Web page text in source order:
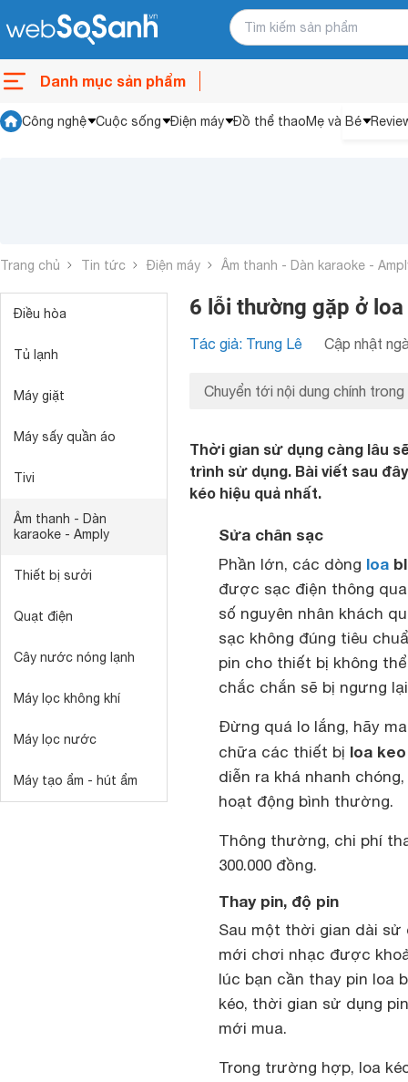
Danh mục sản phẩm
Công nghệ Cuộc sống Điện máy Đồ thể thaoMẹ và Bé
Trang chủ Tin tức Điện máy Âm thanh - Dàn karaoke -
Điều hòa
Tủ lạnh
Máy giặt
Máy sấy quần áo
Tivi
Âm thanh - Dàn
karaoke - Amply
Thiết bị sưởi
Quạt điện
Cây nước nóng lạnh
Máy lọc không khí
Máy lọc nước
Máy tạo ẩm - hút ẩm
6 lỗi thường gặp ở
Tác giả: Trung Lê Cập nhật
Chuyển tới nội dung chính trong
Thời gian sử dụng càng lâu
trình sử dụng. Bài viết sau
kéo hiệu quả nhất.
Sửa chân sạc
Phần lớn, các dòng loa
được sạc điện thông
số nguyên nhân khách
sạc không đúng tiêu
pin cho thiết bị không
chắc chắn sẽ bị ngưng
Đừng quá lo lắng, hãy
chữa các thiết bị loa
diễn ra khá nhanh
hoạt động bình thường.
Thông thường, chi phí
300.000 đồng.
Thay pin, độ pin
Sau một thời gian dài
mới chơi nhạc được
lúc bạn cần thay pin loa
kéo, thời gian sử dụng
mới mua.
Trong trường hợp, loa